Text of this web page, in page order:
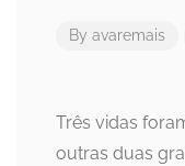
By avaremais
Três vidas
outras duas